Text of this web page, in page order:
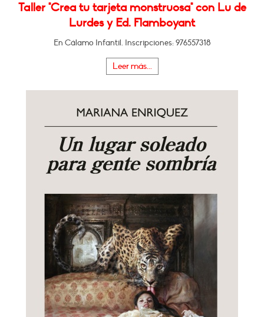
Taller "Crea tu tarjeta monstruosa" con Lu de
Lurdes y Ed. Flamboyant
En Cálamo Infantil. Inscripciones: 976557318
Leer más...